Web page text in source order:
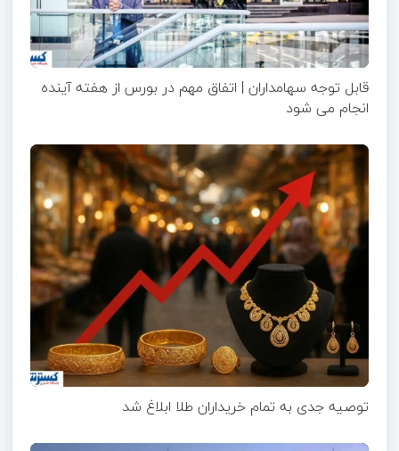
قابل توجه سهامداران | اتفاق مهم در بورس از هفته آینده
انجام می شود
توصیه جدی به تمام خریداران طلا ابلاغ شد